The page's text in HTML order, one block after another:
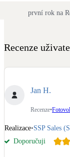
první rok na
Recenze
Jan H.
Recenze•
Realizace•SSP Sales
Doporučuji